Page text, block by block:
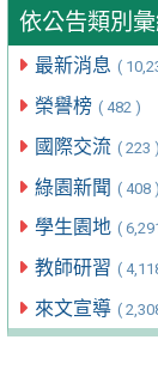
依公告類別
最新消息 (
榮譽榜 ( 482 )
國際交流 ( 223 )
綠園新聞 ( 408 )
學生園地 (
教師研習 (
來文宣導 (